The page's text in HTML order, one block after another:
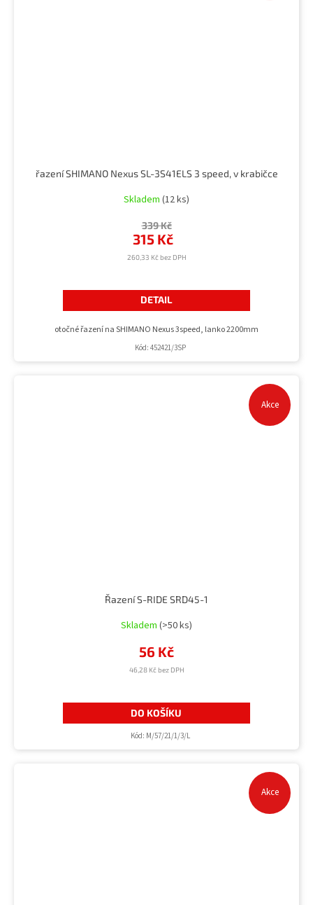
řazení SHIMANO Nexus SL-3S41ELS 3 speed, v krabičce
Skladem (12 ks)
260,33 Kč bez DPH
315 Kč
339 Kč
DETAIL
otočné řazení na SHIMANO Nexus 3speed, lanko 2200mm
Kód: 452421/3SP
Akce
Řazení S-RIDE SRD45-1
Skladem (>50 ks)
46,28 Kč bez DPH
56 Kč
DO KOŠÍKU
Kód: M/57/21/1/3/L
Akce